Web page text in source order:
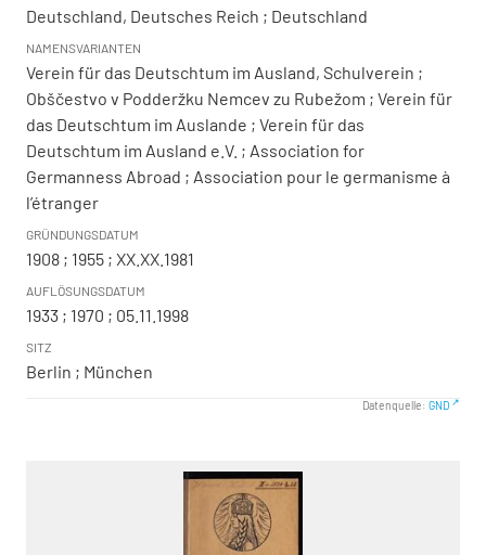
Deutschland, Deutsches Reich ; Deutschland
NAMENSVARIANTEN
Verein für das Deutschtum im Ausland, Schulverein ;
Obščestvo v Podderžku Nemcev zu Rubežom ; Verein für
das Deutschtum im Auslande ; Verein für das
Deutschtum im Ausland e.V. ; Association for
Germanness Abroad ; Association pour le germanisme à
l’étranger
GRÜNDUNGSDATUM
1908 ; 1955 ; XX.XX.1981
AUFLÖSUNGSDATUM
1933 ; 1970 ; 05.11.1998
SITZ
Berlin ; München
Datenquelle: GND